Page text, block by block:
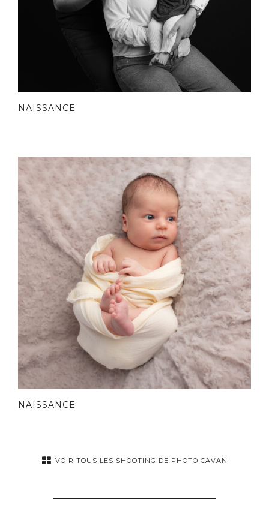
NAISSANCE
NAISSANCE
VOIR TOUS LES SHOOTING DE PHOTO CAVAN